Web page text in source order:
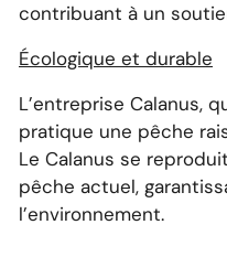
contribuant à un
Écologique et durable
L’entreprise Calanus,
pratique une pêche
Le Calanus se
pêche actuel,
l’environnement.